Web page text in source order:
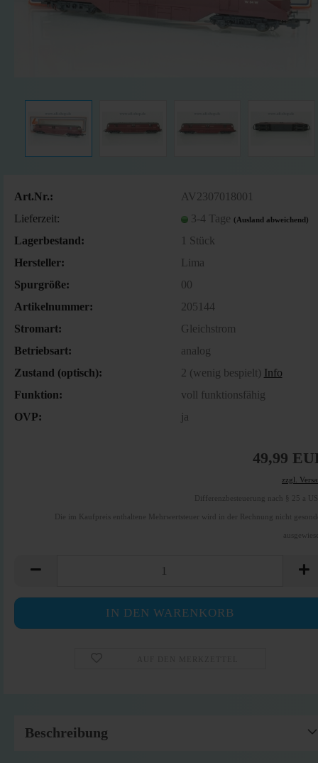
Art.Nr.:
AV2307018001
Lieferzeit:
3-4 Tage (Ausland abweichend)
Lagerbestand: 1 Stück
Hersteller:
Lima
Spurgröße:
00
Artikelnummer:
205144
Stromart:
Gleichstrom
Betriebsart:
analog
Zustand (optisch):
2 (wenig bespielt) Info
Funktion:
voll funktionsfähig
OVP:
ja
49,99
zzgl.
Differenzbesteuerung nach § 25 a
Die im Kaufpreis enthaltene Mehrwertsteuer wird in der Rechnung nicht
Beschreibung